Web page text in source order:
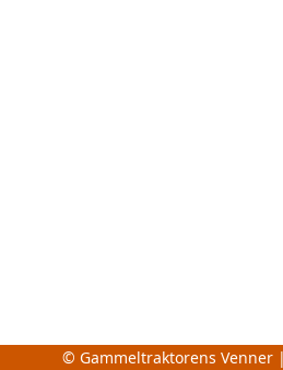
© Gammeltraktorens Venner